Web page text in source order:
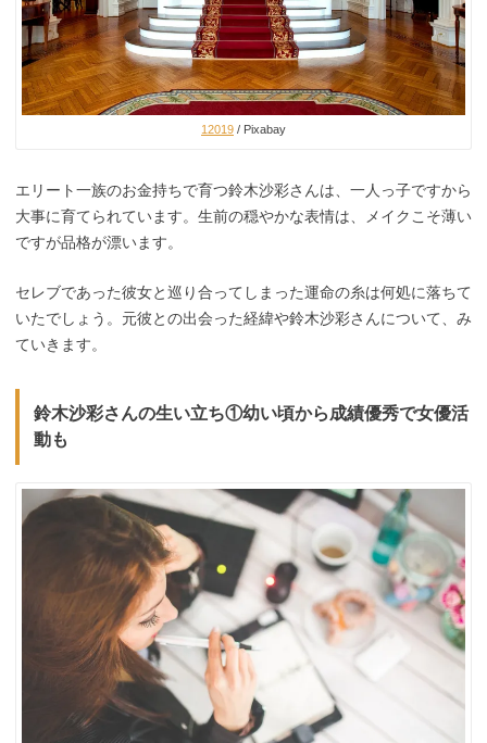
12019 / Pixabay
エリート一族のお金持ちで育つ鈴木沙彩さんは、一人っ子ですから
大事に育てられています。生前の穏やかな表情は、メイクこそ薄い
ですが品格が漂います。
セレブであった彼女と巡り合ってしまった運命の糸は何処に落ちて
いたでしょう。元彼との出会った経緯や鈴木沙彩さんについて、み
ていきます。
鈴木沙彩さんの生い立ち①幼い頃から成績優秀で女優活
動も